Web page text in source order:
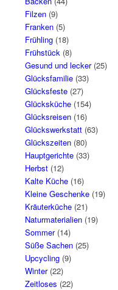
Filzen(9)
Franken(5)
Frühling(18)
Frühstück (8)
Gesund und lecker(25)
Glücksfamilie(33)
Glücksfeste(27)
Glücksküche(154)
Glücksreisen(16)
Glückswerkstatt(63)
Glückszeiten(80)
Hauptgerichte(33)
Herbst(12)
Kalte Küche(16)
Kleine Geschenke(19)
Kräuterküche(21)
Naturmaterialien(19)
Sommer(14)
Süße Sachen(25)
Upcycling(9)
Winter(22)
Zeitloses (22)